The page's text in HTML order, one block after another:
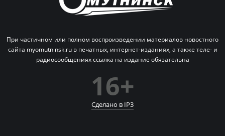
При частичном или полном воспроизведении материалов новостного
сайта myomutninsk.ru в печатных, интернет-изданиях, а также теле- и
радиосообщениях ссылка на издание обязательна
16+
Сделано в IP3